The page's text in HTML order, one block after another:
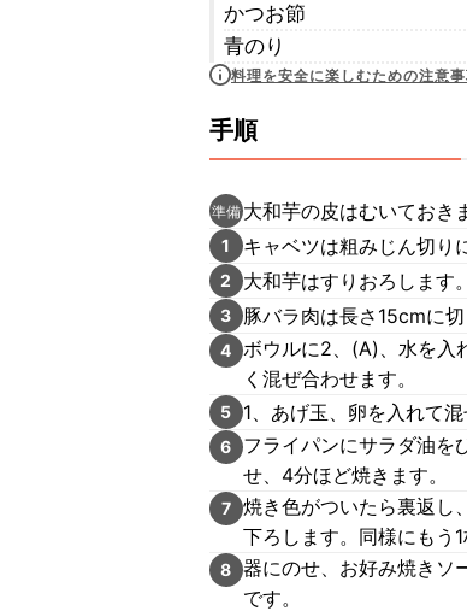
かつお節
青のり
料理を安全に楽しむための注意
手順
準備 大和芋の皮はむいておき
1 キャベツは粗みじん切り
2 大和芋はすりおろします。
3 豚バラ肉は長さ15cmに切
4 ボウルに2、(A)、水を入
く混ぜ合わせます。
5 1、あげ玉、卵を入れて混
6
フライパンにサラダ油を
せ、4分ほど焼きます。
7 焼き色がついたら裏返し
下ろします。同様にもう1
8 器にのせ、お好み焼きソ
です。